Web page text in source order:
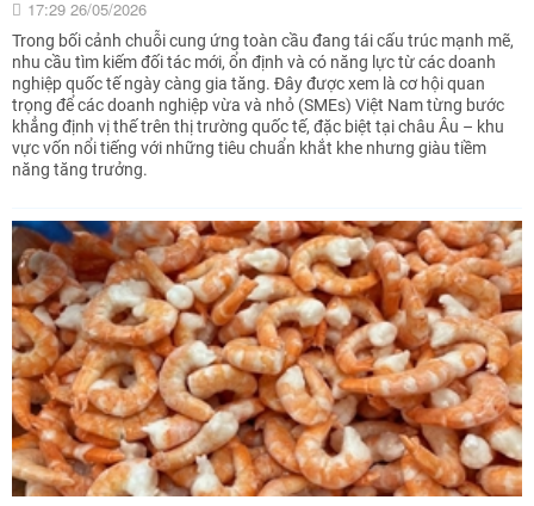
17:29 26/05/2026
Trong bối cảnh chuỗi cung ứng toàn cầu đang tái cấu trúc mạnh mẽ,
nhu cầu tìm kiếm đối tác mới, ổn định và có năng lực từ các doanh
nghiệp quốc tế ngày càng gia tăng. Đây được xem là cơ hội quan
trọng để các doanh nghiệp vừa và nhỏ (SMEs) Việt Nam từng bước
khẳng định vị thế trên thị trường quốc tế, đặc biệt tại châu Âu – khu
vực vốn nổi tiếng với những tiêu chuẩn khắt khe nhưng giàu tiềm
năng tăng trưởng.